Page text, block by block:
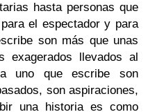
hasta personas que
el espectador y para
son más que unas
exagerados llevados al
uno que escribe son
son aspiraciones,
una historia es como